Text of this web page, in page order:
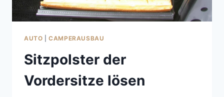
AUTO |CAMPERAUSBAU
Sitzpolster der
Vordersitze lösen